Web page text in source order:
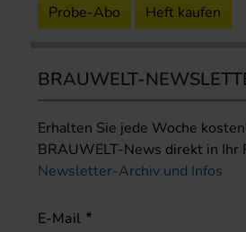
Probe-Abo Heft kaufen
BRAUWELT-
Erhalten Sie jede Woche
BRAUWELT-News direkt in Ihr
Newsletter-Archiv und Infos
E-Mail